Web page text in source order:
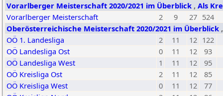
Vorarlberger Meisterschaft 2020/2021 im Überblick , Als
Vorarlberger Meisterschaft
2 9 27 524
Oberösterreichische Meisterschaft 2020/2021 im Überblick
OÖ 1. Landesliga
2 11 12 122
OÖ Landesliga Ost
0 11 12
93
OÖ Landesliga West
1 11 12
95
OÖ Kreisliga Ost
2 11 12
85
OÖ Kreisliga West
0 11 12
77